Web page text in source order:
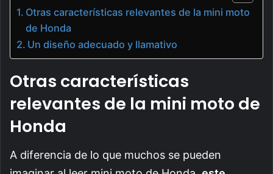
Otras características relevantes de la mini moto
de Honda
Un diseño adecuado y llamativo
Otras características
relevantes de la mini moto de
Honda
A diferencia de lo que muchos se pueden